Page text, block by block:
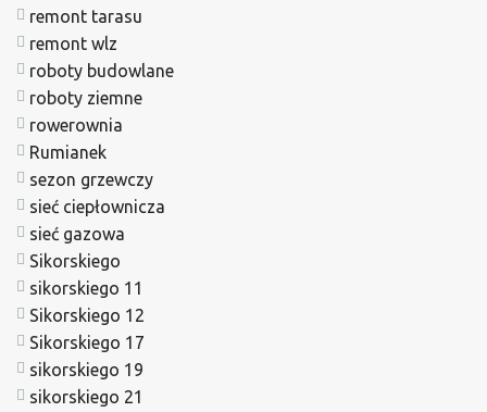
remont tarasu
remont wlz
roboty budowlane
roboty ziemne
rowerownia
Rumianek
sezon grzewczy
sieć ciepłownicza
sieć gazowa
Sikorskiego
sikorskiego 11
Sikorskiego 12
Sikorskiego 17
sikorskiego 19
sikorskiego 21